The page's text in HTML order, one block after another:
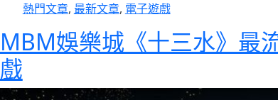
熱門文章, 最新文章, 電子遊戲
MBM娛樂城《十三水》最
戲